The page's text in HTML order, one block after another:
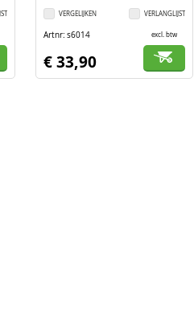
VERLANGLIJST
VERGELIJKEN
Artnr s6014 excl. btw
€ 33,90